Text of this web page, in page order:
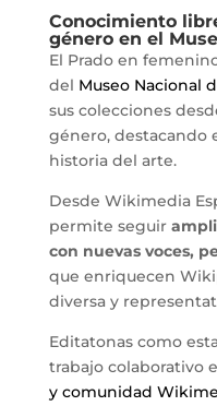
Conocimiento
género en el
El Prado en
del Museo Nacional
sus colecciones
género, destacando
historia del arte.
Desde Wikimedia
permite seguir
con nuevas voces,
que enriquecen
diversa y
Editatonas como
trabajo colaborativo
y comunidad